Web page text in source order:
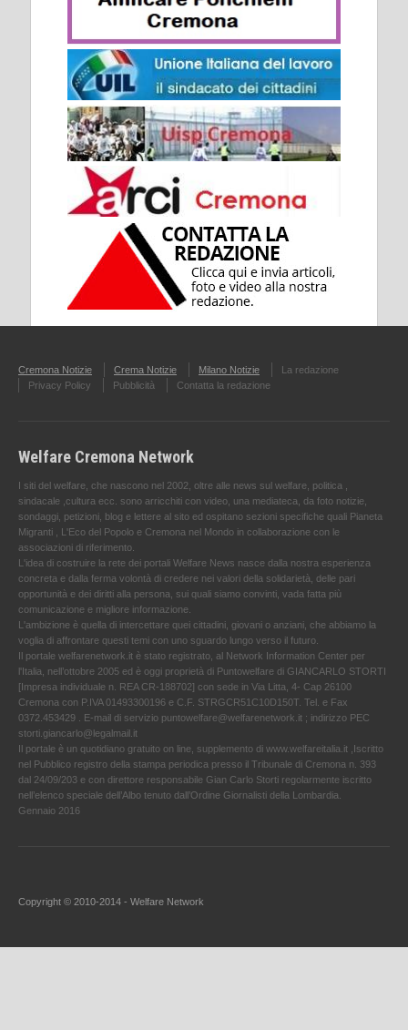
Cremona Notizie Crema Notizie Milano Notizie
La redazione
Privacy Policy
Pubblicità Contatta la redazione
Welfare Cremona Network
I siti del welfare, che nascono nel 2002, oltre alle news sul welfare, politica ,
sindacale ,cultura ecc. sono arricchiti con video, una mediateca, da foto notizie,
sondaggi, petizioni, blog e lettere al sito ed ospitano sezioni specifiche quali Pianeta
Migranti , L'Eco del Popolo e Cremona nel Mondo in collaborazione con le
associazioni di riferimento.
L'idea di costruire la rete dei portali Welfare News nasce dalla nostra esperienza
concreta e dalla ferma volontà di credere nei valori della solidarietà, delle pari
opportunità e dei diritti alla persona, sui quali siamo convinti, vada fatta più
comunicazione e migliore informazione.
L'ambizione è quella di intercettare quei cittadini, giovani o anziani, che abbiamo la
voglia di affrontare questi temi con uno sguardo lungo verso il futuro.
Il portale welfarenetwork.it è stato registrato, al Network Information Center per
l'Italia, nell’ottobre 2005 ed è oggi proprietà di Puntowelfare di GIANCARLO STORTI
[Impresa individuale n. REA CR-188702] con sede in Via Litta, 4- Cap 26100
Cremona con P.IVA 01493300196 e C.F. STRGCR51C10D150T. Tel. e Fax
0372.453429 . E-mail di servizio puntowelfare@welfarenetwork.it ; indirizzo PEC
storti.giancarlo@legalmail.it
Il portale è un quotidiano gratuito on line, supplemento di www.welfareitalia.it ,Iscritto
nel Pubblico registro della stampa periodica presso il Tribunale di Cremona n. 393
dal 24/09/203 e con direttore responsabile Gian Carlo Storti regolarmente iscritto
nell’elenco speciale dell’Albo tenuto dall’Ordine Giornalisti della Lombardia.
Gennaio 2016
Copyright © 2010-2014 - Welfare Network